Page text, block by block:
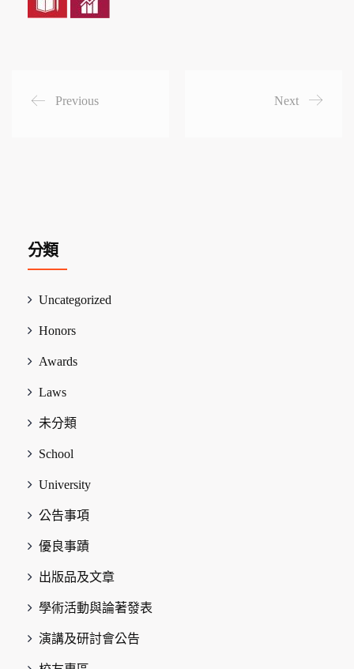
Previous Next
分類
Uncategorized
Honors
Awards
Laws
未分類
School
University
公告事項
優良事蹟
出版品及文章
學術活動與論著發表
演講及研討會公告